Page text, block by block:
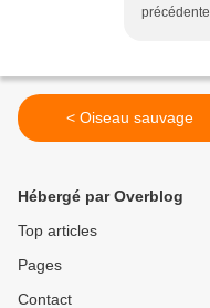
précédente
< Oiseau sauvage
Hébergé par Overblog
Top articles
Pages
Contact